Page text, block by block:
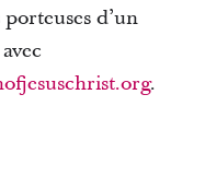
d’un
.